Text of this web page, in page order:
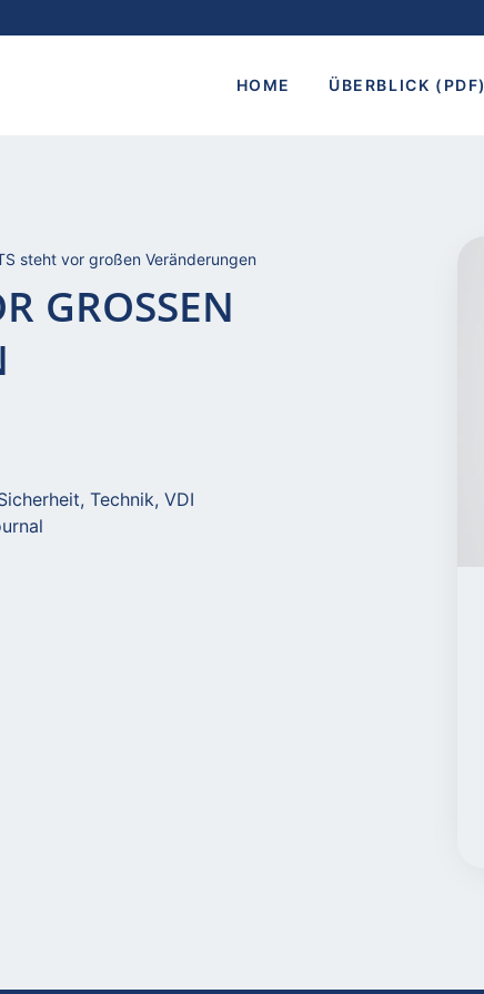
HOME ÜBERBLICK (PDF)
steht vor großen Veränderungen
GROSSEN V
, Technik, VDI